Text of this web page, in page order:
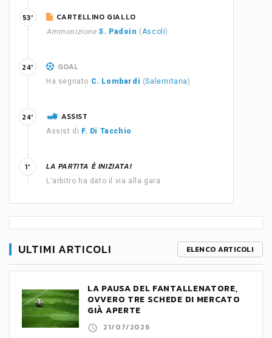
CARTELLINO GIALLO
Ammonizione S. Padoin (Ascoli)
53'
GOAL
Ha segnato C. Lombardi (Salernitana)
24'
ASSIST
Assist di F. Di Tacchio
24'
LA PARTITA È INIZIATA!
L'arbitro ha dato il via alla gara.
1'
ULTIMI ARTICOLI ELENCO ARTICOLI
LA PAUSA DEL FANTALLENATORE,
OVVERO TRE SCHEDE DI MERCATO
GIÀ APERTE
21/07/2026